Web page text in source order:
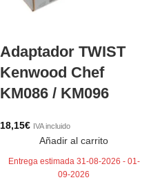
Adaptador TWIST
Kenwood Chef
KM086 / KM096
18,15€ IVA incluido
Añadir al carrito
Entrega estimada 31-08-2026 - 01-
09-2026